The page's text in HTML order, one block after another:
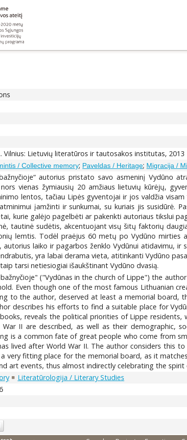
Vilnius: Lietuvių literatūros ir tautosakos institutas, 2013
/ Collective memory; Paveldas / Heritage; Migracija /
autorius pristato savo asmeninį Vydūno
vienas žymiausių 20 amžiaus lietuvių kūrėjų,
lentos, tačiau Lipės gyventojai ir jos valdžia
įamžinti ir sunkumai, su kuriais jis susidūrė.
kurie galėjo pagelbėti ar pakenkti autoriaus tikslui
tautinė sudėtis, akcentuojant visų šitų faktorių
lemtis. Todėl praėjus 60 metų po Vydūno
autorius laiko ir pagarbos ženklo Vydūnui atidavimu,
yra labai derama vieta, atitinkanti Vydūno
tarsi netiesiogiai išaukštinant Vydūno dvasią.
("Vydūnas in the church of Lippe") the
Even though one of the most famous Lithuanian
to the author, deserved at least a memorial
describes his efforts to find a suitable place for
reveals the political priorities of Lippe
II are described, as well as their demographic,
is a common fate of great people who come from
lived after World War II. The author considers
very fitting place for the memorial board, as it
art events, thus almost indirectly celebrating the spirit
Literatūrologija / Literary Studies